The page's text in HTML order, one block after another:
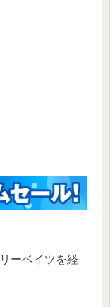
ーベイツを経